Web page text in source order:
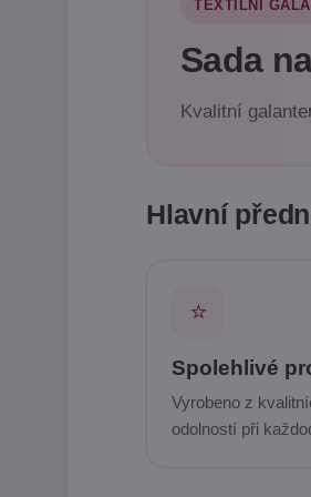
TEXTILNÍ
Sada
Kvalitní
Hlavní
⭐
Spolehlivé
Vyrobeno z
odolností při